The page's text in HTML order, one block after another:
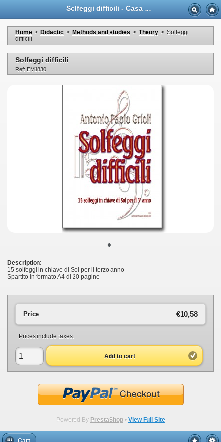
Solfeggi difficili - Casa Musicale Eco
Home > Didactic > Methods and studies > Theory > Solfeggi
difficili
Solfeggi difficili
Ref: EM1830
•
Description:
15 solfeggi in chiave di Sol per il terzo anno
Spartito in formato A4 di 20 pagine
€10,58
Price
Prices include taxes.
Add to cart
Powered By PrestaShop• View Full Site
Cart